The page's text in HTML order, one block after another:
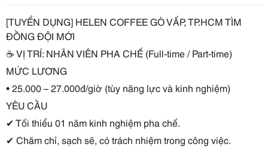
[TUYỂN DỤNG] HELEN COFFEE GÒ VẤP, TP.HCM TÌM
ĐỒNG ĐỘI MỚI
☕VỊ TRÍ: NHÂN VIÊN PHA CHẾ (Full-time / Part-time)
MỨC LƯƠNG
• 25.000 – 27.000đ/giờ (tùy năng lực và kinh nghiệm)
YÊU CẦU
✔Tối thiểu 01 năm kinh nghiệm pha chế.
✔ Chăm chỉ, sạch sẽ, có trách nhiệm trong công việc.